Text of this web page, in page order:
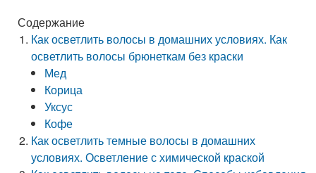
Содержание
Как осветлить волосы в домашних условиях. Как
осветлить волосы брюнеткам без краски
Мед
Корица
Уксус
Кофе
Как осветлить темные волосы в домашних
условиях. Осветление с химической краской